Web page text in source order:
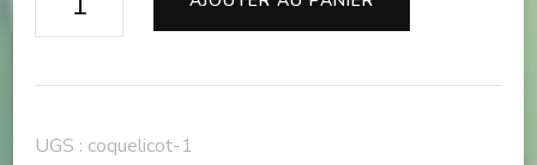
UGS : coquelicot-1